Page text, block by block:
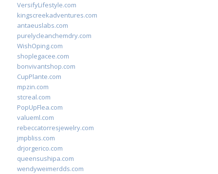
VersifyLifestyle.com
kingscreekadventures.com
antaeuslabs.com
purelycleanchemdry.com
WishOping.com
shoplegacee.com
bonvivantshop.com
CupPlante.com
mpzin.com
stcreal.com
PopUpFlea.com
valueml.com
rebeccatorresjewelry.com
jmpbliss.com
drjorgerico.com
queensushipa.com
wendyweimerdds.com